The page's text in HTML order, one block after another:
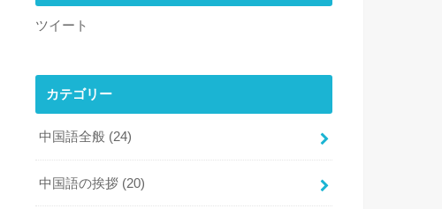
ツイート
カテゴリー
中国語全般 (24)
中国語の挨拶 (20)